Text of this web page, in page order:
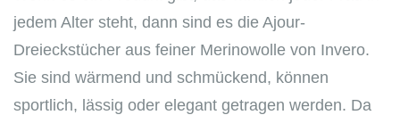
jedem Alter steht, dann sind es die Ajour-
Dreieckstücher aus feiner Merinowolle von Invero.
Sie sind wärmend und schmückend, können
sportlich, lässig oder elegant getragen werden. Da